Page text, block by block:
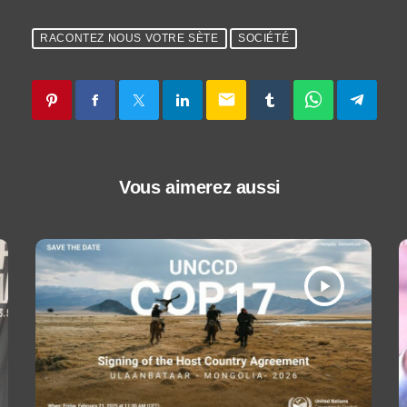
RACONTEZ NOUS VOTRE SÈTE SOCIÉTÉ
email
Vous aimerez aussi
play_arrow